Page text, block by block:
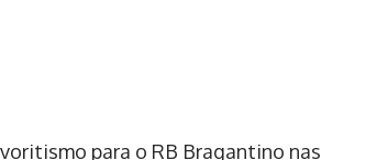
para o RB Bragantino nas